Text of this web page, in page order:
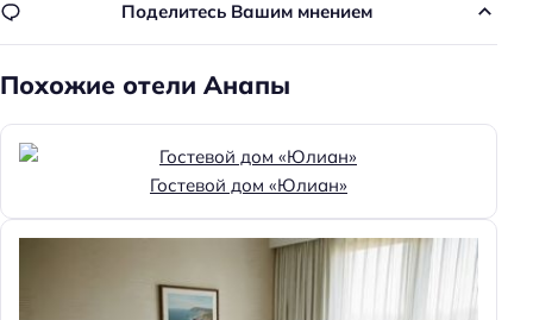
Оснащение бизнес-центра: сканирование
Количество переговорных: 0
Круглосуточная регистрация
Гипоаллергенный номер
Поделитесь Вашим мнением
Похожие отели Анапы
Гостевой дом «Юлиан»